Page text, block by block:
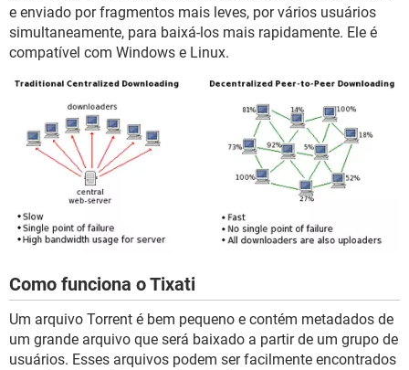
e enviado por fragmentos mais leves, por vários usuários
simultaneamente, para baixá-los mais rapidamente. Ele é
compatível com Windows e Linux.
Como funciona o Tixati
Um arquivo Torrent é bem pequeno e contém metadados de
um grande arquivo que será baixado a partir de um grupo de
usuários. Esses arquivos podem ser facilmente encontrados